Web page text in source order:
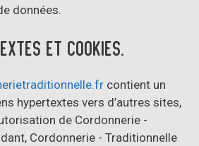
données.
et cookies.
contient un
hypertextes vers d’autres sites,
de Cordonnerie -
Cordonnerie - Traditionnelle